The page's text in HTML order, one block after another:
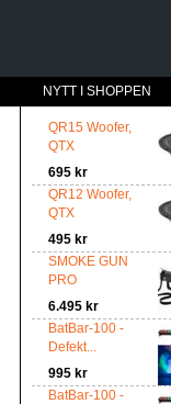
NYTT I SHOPPEN
QR15 Woofer,
QTX
695 kr
QR12 Woofer,
QTX
495 kr
SMOKE GUN
PRO
6.495 kr
BatBar-100 -
Defekt...
995 kr
BatBar-100 -